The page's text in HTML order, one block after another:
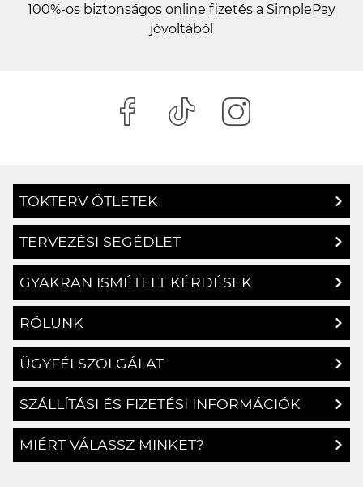
100%-os biztonságos online fizetés a SimplePay
jóvoltából
TOKTERV ÖTLETEK
TERVEZÉSI SEGÉDLET
GYAKRAN ISMÉTELT KÉRDÉSEK
RÓLUNK
ÜGYFÉLSZOLGÁLAT
SZÁLLÍTÁSI ÉS FIZETÉSI INFORMÁCIÓK
MIÉRT VÁLASSZ MINKET?